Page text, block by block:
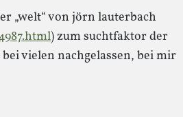
„welt“ von jörn lauterbach
) zum suchtfaktor der
vielen nachgelassen, bei mir